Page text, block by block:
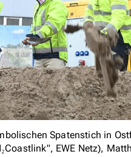
Spatenstich in
EWE Netz),